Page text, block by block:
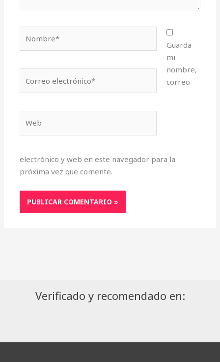
electrónico*
Guarda
mi
nombre,
correo
electrónico y web en este navegador para la
próxima vez que comente.
Verificado y recomendado en: